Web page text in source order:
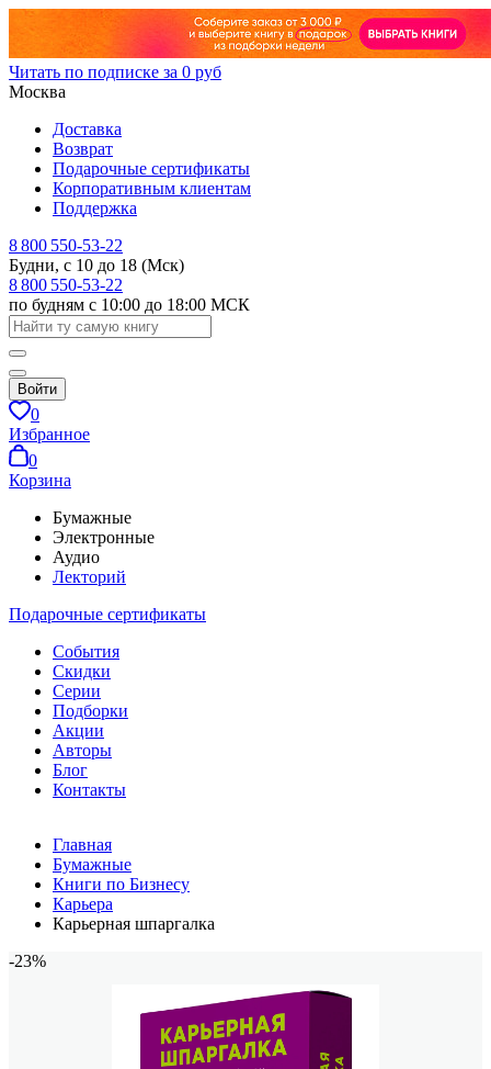
Читать по подписке за 0 руб
Москва
Доставка
Возврат
Подарочные сертификаты
Корпоративным клиентам
Поддержка
8 800 550-53-22
Будни, с 10 до 18 (Мск)
8 800 550-53-22
по будням с 10:00 до 18:00 МСК
Войти
0
Избранное
0
Корзина
Бумажные
Электронные
Аудио
Лекторий
Подарочные сертификаты
События
Скидки
Серии
Подборки
Акции
Авторы
Блог
Контакты
Главная
Бумажные
Книги по Бизнесу
Карьера
Карьерная шпаргалка
-23%